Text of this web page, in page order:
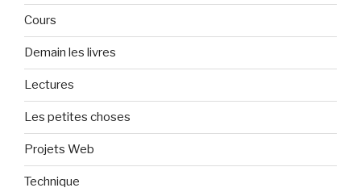
Cours
Demain les livres
Lectures
Les petites choses
Projets Web
Technique